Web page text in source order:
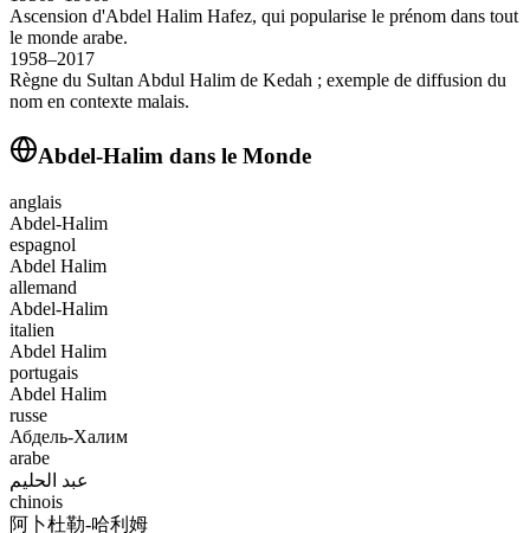
Ascension d'Abdel Halim Hafez, qui popularise le prénom dans tout
le monde arabe.
1958–2017
Règne du Sultan Abdul Halim de Kedah ; exemple de diffusion du
nom en contexte malais.
Abdel-Halim dans le Monde
anglais
Abdel-Halim
espagnol
Abdel Halim
allemand
Abdel-Halim
italien
Abdel Halim
portugais
Abdel Halim
russe
Абдель-Халим
arabe
عبد الحليم
chinois
阿卜杜勒-哈利姆